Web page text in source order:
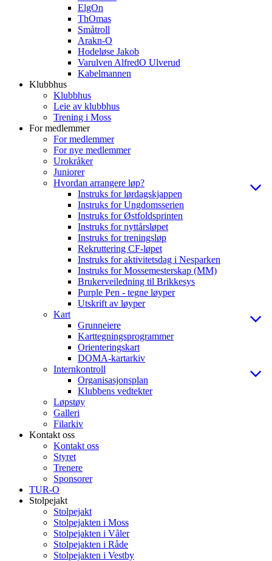
ElgOn
ThOmas
Småtroll
Arakn-O
Hodeløse Jakob
Varulven AlfredO Ulverud
Kabelmannen
Klubbhus
Klubbhus
Leie av klubbhus
Trening i Moss
For medlemmer
For medlemmer
For nye medlemmer
Urokråker
Juniorer
Hvordan arrangere løp?
Instruks for lørdagskjappen
Instruks for Ungdomsserien
Instruks for Østfoldsprinten
Instruks for nyttårsløpet
Instruks for treningsløp
Rekruttering CF-løpet
Instruks for aktivitetsdag i Nesparken
Instruks for Mossemesterskap (MM)
Brukerveiledning til Brikkesys
Purple Pen - tegne løyper
Utskrift av løyper
Kart
Grunneiere
Karttegningsprogrammer
Orienteringskart
DOMA-kartarkiv
Internkontroll
Organisasjonsplan
Klubbens vedtekter
Løpstøy
Galleri
Filarkiv
Kontakt oss
Kontakt oss
Styret
Trenere
Sponsorer
TUR-O
Stolpejakt
Stolpejakt
Stolpejakten i Moss
Stolpejakten i Våler
Stolpejakten i Råde
Stolpejakten i Vestby